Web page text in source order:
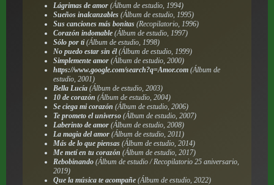
Lágrimas de amor(Álbum de estudio, 1994)
Sueños inalcanzables(Álbum de estudio, 1995)
Sus canciones más bonitas(Recopilatorio, 1996)
Corazón indomable(Álbum de estudio, 1997)
Sólo por ti(Álbum de estudio, 1998)
No puedo estar sin él(Álbum de estudio, 1999)
Simplemente amor(Álbum de estudio, 2000)
https://www.google.com/search?q=Amor.com(Álbum de
estudio, 2001)
Bella Lucía(Álbum de estudio, 2003)
10 de corazón (Álbum de estudio, 2004)
Se ciega mi corazón (Álbum de estudio, 2006)
Te prometo el universo(Álbum de estudio, 2007)
Laberinto de amor(Álbum de estudio, 2008)
La magia del amor(Álbum de estudio, 2011)
Más de lo que piensas(Álbum de estudio, 2014)
Me metí en tu corazón (Álbum de estudio, 2017)
Rebobinando(Álbum de estudio / Recopilatorio 25 aniversario,
2019)
Que la música te acompañe(Álbum de estudio, 2022)